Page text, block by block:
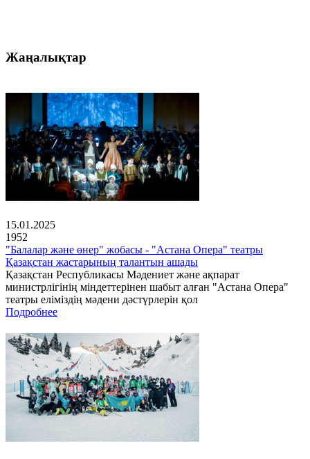
Жаңалықтар
15.01.2025
1952
"Балалар және өнер" жобасы - "Астана Опера" театры
Қазақстан жастарының талантын ашады
Қазақстан Республикасы Мәдениет және ақпарат
министрлігінің міндеттерінен шабыт алған "Астана Опера"
театры еліміздің мәдени дәстүрлерін қол
Подробнее